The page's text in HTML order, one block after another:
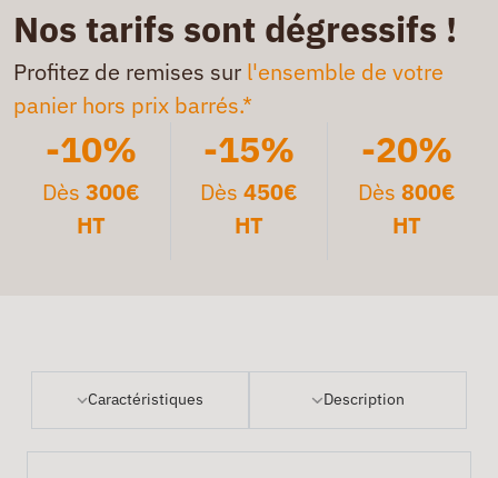
Nos tarifs sont dégressifs !
Profitez de remises sur l'ensemble de votre
panier hors prix barrés.*
-10%
Dès300€
HT
-15%
Dès 450€
HT
-20%
Dès 800€
HT
Caractéristiques Description